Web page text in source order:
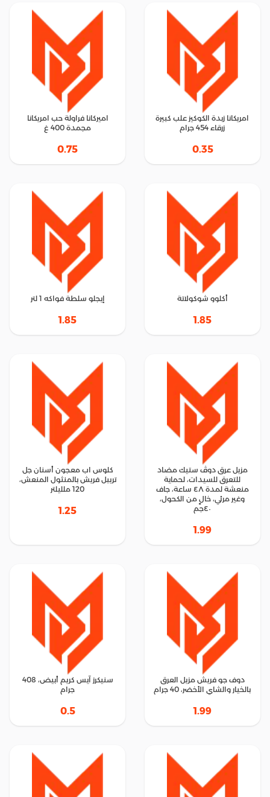
امريكانا زبدة الكوكيز علب كبيرة
زرقاء 454 جرام
0.35
اميركانا فراولة حب امريكانا
مجمدة 400 غ
0.75
أكلوو شوكولاتة
1.85
إيجلو سلطة فواكه 1 لتر
1.85
مزيل عرق دوڤ ستيك مضاد
للتعرق للسيدات، لحماية
منعشة لمدة ٤٨ ساعة، جاف
وغير مرئي، خالٍ من الكحول،
٤٠جم
1.99
كلوس اب معجون أسنان جل
تريبل فريش بالمنثول المنعش،
120 ملليلتر
1.25
دوف جو فريش مزيل العرق
بالخيار والشاي الأخضر، 40 جرام
1.99
سنيكرز آيس كريم أبيض، 408
جرام
0.5